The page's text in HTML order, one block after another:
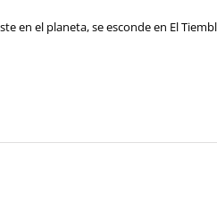
en el planeta, se esconde en El